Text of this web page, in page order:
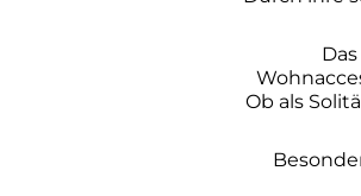
Ob als